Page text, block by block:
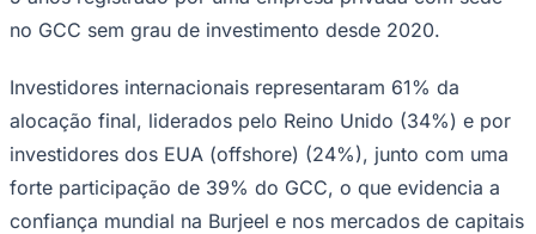
NHL
Atletismo
Competições de Futebol
Brasileirão Série A
Brasileirão Série B
Paulistão
Copa do Brasil
no GCC sem grau de investimento desde 2020.
Investidores internacionais representaram 61% da
alocação final, liderados pelo Reino Unido (34%) e por
investidores dos EUA (offshore) (24%), junto com uma
forte participação de 39% do GCC, o que evidencia a
confiança mundial na Burjeel e nos mercados de capitais